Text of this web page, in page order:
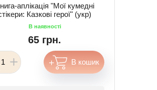
аплікація "Мої кумедні
Казкові герої" (укр)
65 грн.